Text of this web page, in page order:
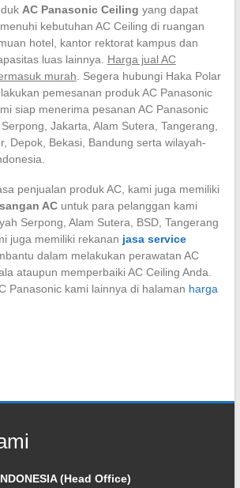
AC Panasonic Ceiling yang dapat
kebutuhan AC Ceiling di ruangan
hotel, kantor rektorat kampus dan
luas lainnya. Harga jual AC
murah. Segera hubungi Haka Polar
pemesanan produk AC Panasonic
siap menerima pesanan AC Panasonic
Jakarta, Alam Sutera, Tangerang,
Depok, Bekasi, Bandung serta wilayah-
penjualan produk AC, kami juga memiliki
ACuntuk para pelanggan kami
Serpong, Alam Sutera, BSD, Tangerang
juga memiliki rekanan jasa service
dalam melakukan perawatan AC
ataupun memperbaiki AC Ceiling Anda.
Panasonic kami lainnya di halaman harga
(Head Office)